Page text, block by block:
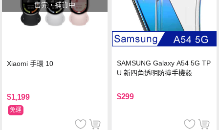
售完，補貨中
Xiaomi 手環 10
$1,199
免運
SAMSUNG Galaxy A54 5G TP
U 新四角透明防撞手機殼
$299